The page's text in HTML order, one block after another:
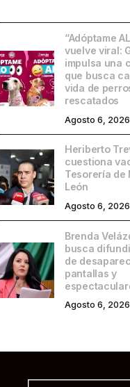
“Adóptame
vuelve viral:
impulsa una
que busca
vida de
rescatados
Agosto 6, 2026
Heriberto
cuestiona
Tesorería de
León
Agosto 6, 2026
Brenda
busca
de
pantallas y
Agosto 6, 2026